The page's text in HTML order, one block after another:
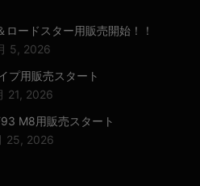
ードスター用販売開始！！
5, 2026
プ用販売スタート
21, 2026
M8用販売スタート
25, 2026